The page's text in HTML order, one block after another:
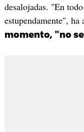
desalojadas. "En
estupendamente", ha
momento, "no